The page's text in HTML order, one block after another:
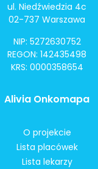
ul. Niedźwiedzia 4c
02-737 Warszawa
NIP: 5272630752
REGON: 142435498
KRS: 0000358654
Alivia Onkomapa
O projekcie
Lista placówek
Lista lekarzy